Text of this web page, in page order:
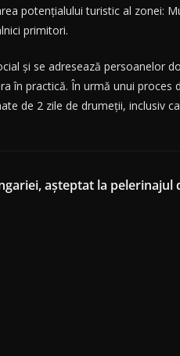
potenţialului turistic al zonei:
primitori.
și se adresează persoanelor
în practică. În urmă unui proces
de 2 zile de drumeţii, inclusiv
așteptat la pelerinajul